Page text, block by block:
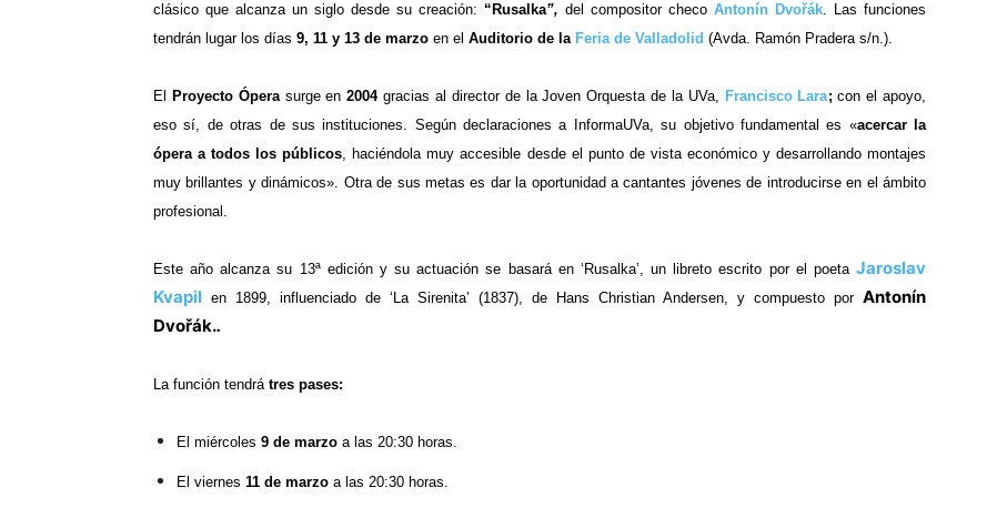
clásico que alcanza un siglo desde su creación: “Rusalka”, del compositor checo Antonín Dvořák. Las funciones
tendrán lugar los días 9, 11 y 13 de marzo en el Auditorio de la Feria de Valladolid (Avda. Ramón Pradera s/n.).
El Proyecto Óperasurge en2004gracias al director de la Joven Orquesta de la UVa, Francisco Lara;con el apoyo,
eso sí, de otras de sus instituciones. Según declaraciones a InformaUVa, su objetivo fundamental es «acercar la
ópera a todos los públicos, haciéndola muy accesible desde el punto de vista económico y desarrollando montajes
muy brillantes y dinámicos». Otra de sus metases dar la oportunidad a cantantes jóvenesde introducirse en el ámbito
profesional.
Este año alcanza su 13ª edición y su actuación se basará en ‘Rusalka’, un libreto escrito por el poeta Jaroslav
Kvapil en 1899, influenciado de ‘La Sirenita’ (1837), de Hans Christian Andersen, y compuesto por Antonín
Dvořák..
La función tendrátres pases:
El miércoles 9 de marzo a las 20:30 horas.
El viernes 11 de marzo a las 20:30 horas.